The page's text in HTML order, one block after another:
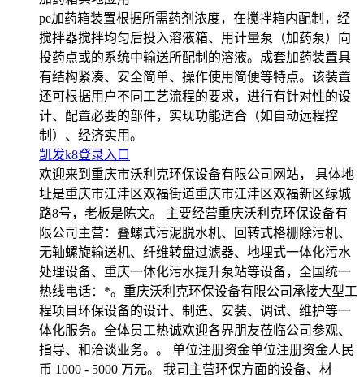
pe加药箱装置根据所需药剂浓度，在搅拌箱内配制，经
搅拌器搅拌均匀后投入溶液箱、用计量泵（加药泵）向
投药点或的系统中输送所配制的溶液。成套加药装置具
有结构紧凑、安全简单、操作使用简便等特点。该装置
还可根据用户不同工艺流程的要求，进行有针对性的设
计、配置必要的部件，实现功能适合（如自动远程控
制）、经济实用。
凯发k8登录入口
欢迎来到重庆市沃利克环保设备有限公司网站， 具体地
址是重庆市江津区双福街道重庆市江津区双福新区绿城
路8号，老板是陈文。 主要经营重庆沃利克环保设备有
限公司主营：叠螺式污泥脱水机、回转式格栅除污机、
无轴螺旋输送机、纤维转盘过滤器、地埋式一体化污水
处理设备、重庆一体化污水提升泵站等设备，全国统一
热线电话：*。重庆沃利克环保设备有限公司承接大型工
程项目环保设备的设计、制造、安装、调试、维护等一
体化服务。全体员工热诚欢迎各界朋友莅临公司参观、
指导、和洽谈业务。。 单位注册资金单位注册资金人民
币 1000 - 5000 万元。 我司主营环保方面的设备、材